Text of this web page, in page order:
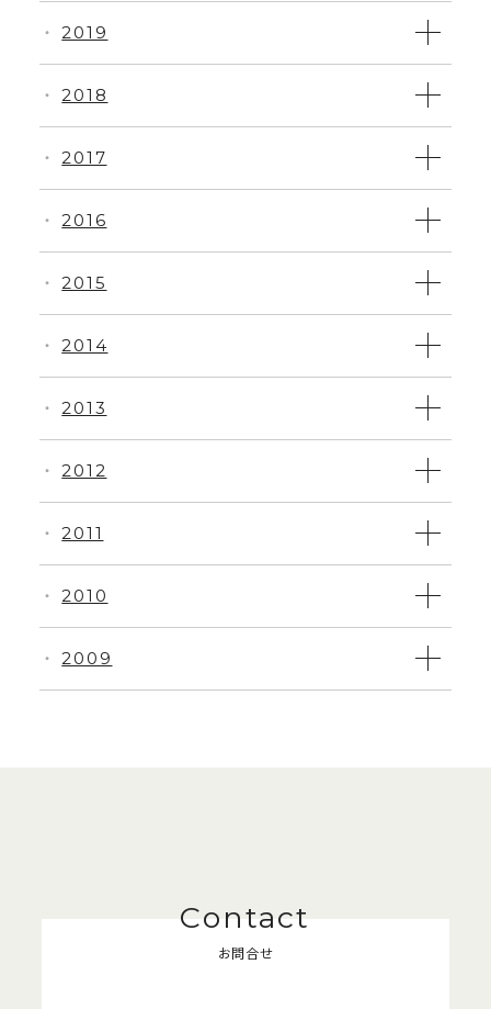
・ 2009
・ 2010
・ 2011
・ 2012
・ 2013
・ 2014
・ 2015
・ 2016
・ 2017
・ 2018
・ 2019
お問合せ